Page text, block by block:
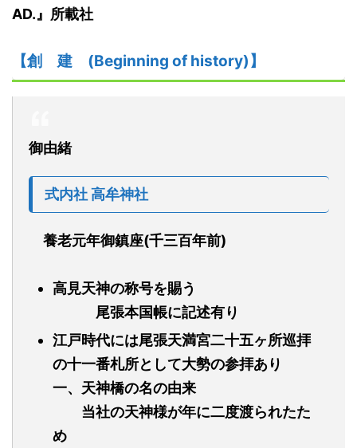
AD. 』 所載社
【創 建 (Beginning of history)】
御由緒
式内社高牟神社
養老元年御鎮座(千三百年前)
高見天神の称号を賜う
尾張本国帳に記述有り
江戸時代には尾張天満宮二十五ヶ所巡拝
の十一番札所として大勢の参拝あり
一、天神橋の名の由来
当社の天神様が年に二度渡られたた
め